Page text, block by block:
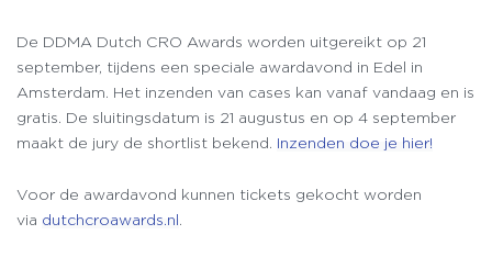
De DDMA Dutch CRO Awards worden uitgereikt op 21
september, tijdens een speciale awardavond in Edel in
Amsterdam. Het inzenden van cases kan vanaf vandaag en is
gratis. De sluitingsdatum is 21 augustus en op 4 september
maakt de jury de shortlist bekend. Inzenden doe je hier!
Voor de awardavond kunnen tickets gekocht worden
via dutchcroawards.nl